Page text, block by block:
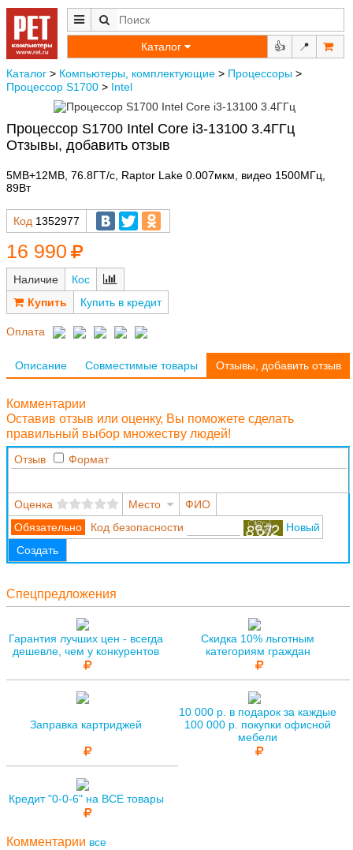
Каталог 👍 📍
Каталог > Компьютеры, комплектующие > Процессоры >
Процессор S1700 > Intel
Процессор S1700 Intel Core i3-13100 3.4ГГц
Отзывы, добавить отзыв
5MB+12MB, 76.8ГТ/с, Raptor Lake 0.007мкм, видео 1500МГц,
89Вт
Код 1352977
16 990
Наличие
Кос
Купить в кредит
Оплата
Описание Совместимые товары Отзывы, добавить отзыв
Комментарии
Оставив отзыв или оценку, Вы поможете сделать
правильный выбор множеству людей!
Отзыв Формат
Оценка Место
ФИО
Код безопасности
Новый
Создать
Спецпредложения
Гарантия лучших цен - всегда
дешевле, чем у конкурентов
Скидка 10% льготным
категориям граждан
Заправка картриджей
10 000 р. в подарок за каждые
100 000 р. покупки офисной
мебели
Кредит "0-0-6" на ВСЕ товары
Комментарии все